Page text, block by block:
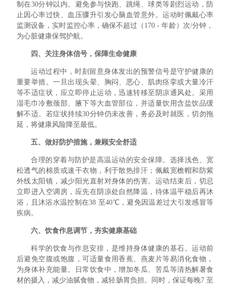
制在30分钟以内。避免参与快跑、跳绳、球类等剧烈运动，防
止因心率过快、血压骤升引发心脑血管意外。运动时佩戴心率
监测设备，实时监控心率，确保不超过（170 - 年龄）次/分钟，
为心脏健康保驾护航。
四、关注身体信号，保障生命健康
运动过程中，时刻留意身体发出的预警信号是守护健康的
重要举措。一旦出现头晕、胸闷、恶心、肌肉痉挛或大量冷汗
等不适症状，应立即停止运动，迅速转移至阴凉通风处。采用
湿毛巾冷敷颈部、腋下等大血管部位，并适量饮用含盐饮品缓
解不适。若症状持续30分钟仍未改善，务必及时就医，切勿拖
延，将健康风险降至最低。
五、做好防护措施，兼顾安全舒适
合理的穿着与防护是高温运动的安全保障。选择浅色、宽
松透气的棉质或速干衣物，利于散热排汗；佩戴宽檐帽和防紫
外线太阳镜，减少阳光直射对身体的伤害。运动结束后，切忌
立即进入空调房，应先在阴凉处自然降温，待体温平稳后再沐
浴，且沐浴水温控制在38 至40℃，避免因温差过大引发感冒等
疾病。
六、饮食作息调节，夯实健康基础
科学的饮食与作息安排，是维持身体健康的基石。运动前
后避免空腹或饱腹，可适量食用香蕉、燕麦片等易消化食物，
为身体补充能量。日常饮食中，增加冬瓜、苦瓜等清热解暑食
材的摄入，减少油腻食物，减轻肠胃负担。同时，保证每晚7 至